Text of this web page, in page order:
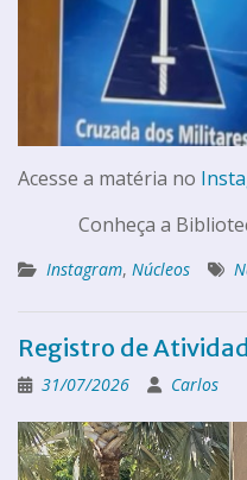
Acesse a matéria no
Conheça a
Instagram, Núcleos
Registro de
31/07/2026 Carlos